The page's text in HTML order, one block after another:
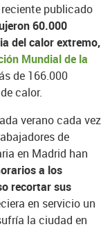
publicado
60.000
del calor extremo,
Mundial de la
de 166.000
calor.
verano cada vez
de
en Madrid han
a los
recortar sus
en servicio un
la ciudad en